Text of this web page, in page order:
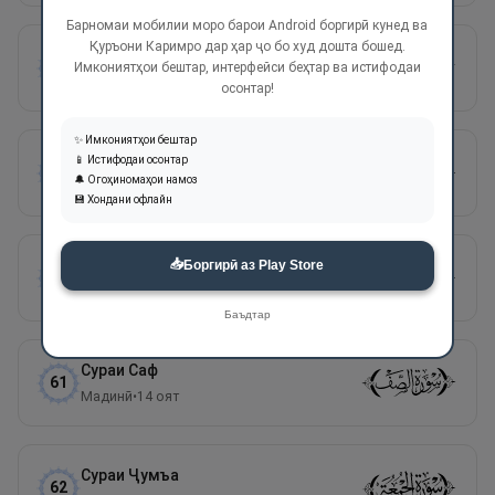
СураиМуҷодала
СураиҲашр
Мадинӣ•24оят
60
Мумтаҳана
Мадинӣ•13оят
61
Сураи Саф
Мадинӣ•14 оят
62
Сураи Ҷумъа
Барномаи мобилии моро барои Android боргирӣ кунед ва
Қуръони Каримро дар ҳар ҷо бо худ дошта бошед.
Имкониятҳои бештар, интерфейси беҳтар ва истифодаи
осонтар!
✨ Имкониятҳои бештар
📱 Истифодаи осонтар
🔔 Огоҳиномаҳои намоз
💾 Хондани офлайн
📥Боргирӣ аз Play Store
Баъдтар